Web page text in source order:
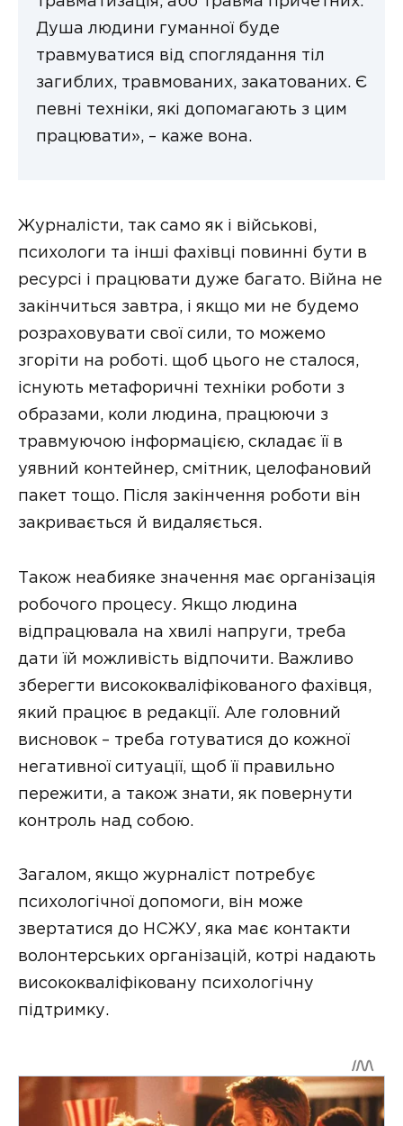
Душа людини гуманної буде
травмуватися від споглядання тіл
загиблих, травмованих, закатованих. Є
певні техніки, які допомагають з цим
працювати», – каже вона.
Журналісти, так само як і військові,
психологи та інші фахівці повинні бути в
ресурсі і працювати дуже багато. Війна не
закінчиться завтра, і якщо ми не будемо
розраховувати свої сили, то можемо
згоріти на роботі. щоб цього не сталося,
існують метафоричні техніки роботи з
образами, коли людина, працюючи з
травмуючою інформацією, складає її в
уявний контейнер, смітник, целофановий
пакет тощо. Після закінчення роботи він
закривається й видаляється.
Також неабияке значення має організація
робочого процесу. Якщо людина
відпрацювала на хвилі напруги, треба
дати їй можливість відпочити. Важливо
зберегти висококваліфікованого фахівця,
який працює в редакції. Але головний
висновок – треба готуватися до кожної
негативної ситуації, щоб її правильно
пережити, а також знати, як повернути
контроль над собою.
Загалом, якщо журналіст потребує
психологічної допомоги, він може
звертатися до НСЖУ, яка має контакти
волонтерських організацій, котрі надають
висококваліфіковану психологічну
підтримку.